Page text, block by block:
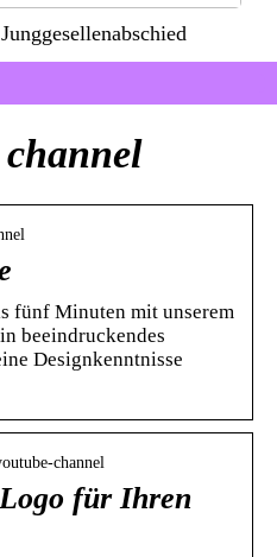
fünf Minuten mit unserem
beeindruckendes
Designkenntnisse
channel
für Ihren